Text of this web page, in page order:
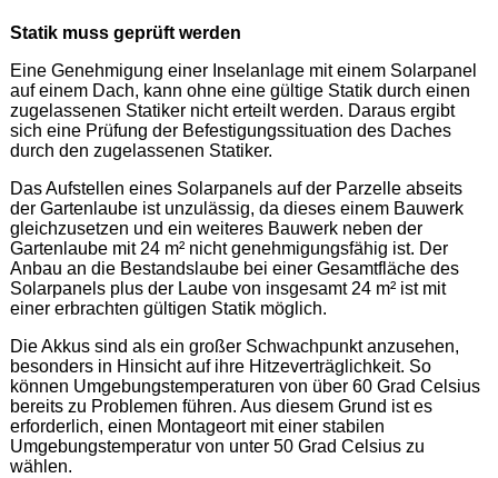
Statik muss geprüft werden
Eine Genehmigung einer Inselanlage mit einem Solarpanel
auf einem Dach, kann ohne eine gültige Statik durch einen
zugelassenen Statiker nicht erteilt werden. Daraus ergibt
sich eine Prüfung der Befestigungssituation des Daches
durch den zugelassenen Statiker.
Das Aufstellen eines Solarpanels auf der Parzelle abseits
der Gartenlaube ist unzulässig, da dieses einem Bauwerk
gleichzusetzen und ein weiteres Bauwerk neben der
Gartenlaube mit 24 m² nicht genehmigungsfähig ist. Der
Anbau an die Bestandslaube bei einer Gesamtfläche des
Solarpanels plus der Laube von insgesamt 24 m² ist mit
einer erbrachten gültigen Statik möglich.
Die Akkus sind als ein großer Schwachpunkt anzusehen,
besonders in Hinsicht auf ihre Hitzeverträglichkeit. So
können Umgebungstemperaturen von über 60 Grad Celsius
bereits zu Problemen führen. Aus diesem Grund ist es
erforderlich, einen Montageort mit einer stabilen
Umgebungstemperatur von unter 50 Grad Celsius zu
wählen.